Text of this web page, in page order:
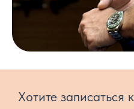
Хотите записаться